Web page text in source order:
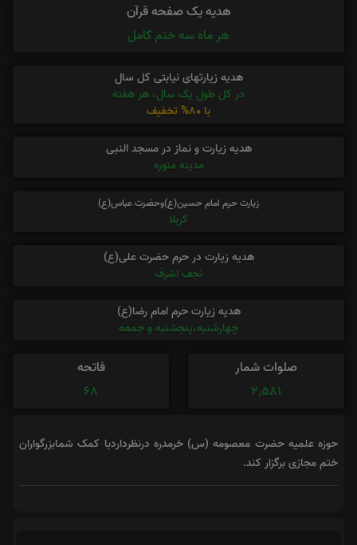
هدیه یک صفحه قرآن
هر ماه سه ختم کامل
هدیه زیارتهای نیابتی کل سال
در کل طول یک سال، هر هفته
با 80% تخفیف
هدیه زیارت و نماز در مسجد النبی
مدینه منوره
زیارت حرم امام حسین(ع)وحضرت عباس(ع)
کربلا
هدیه زیارت در حرم حضرت علی(ع)
نجف اشرف
هدیه زیارت حرم امام رضا(ع)
چهارشنبه،پنجشنبه و جمعه
صلوات شمار
2,581
فاتحه
68
حوزه علمیه حضرت معصومه (س) خرمدره درنظرداردبا کمک شمابزرگواران
ختم مجازی برگزار کند.